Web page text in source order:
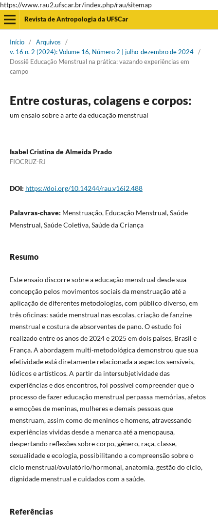
https://www.rau2.ufscar.br/index.php/rau/sitemap
Revista de Antropologia da UFSCar
Início / Arquivos
/
v. 16 n. 2 (2024): Volume 16, Número 2 | julho-dezembro de 2024 /
Dossiê Educação Menstrual na prática: vazando experiências em
campo
Entre costuras, colagens e corpos:
um ensaio sobre a arte da educação menstrual
Isabel Cristina de Almeida Prado
FIOCRUZ-RJ
DOI: https://doi.org/10.14244/rau.v16i2.488
Palavras-chave: Menstruação, Educação Menstrual, Saúde
Menstrual, Saúde Coletiva, Saúde da Criança
Resumo
Este ensaio discorre sobre a educação menstrual desde sua
concepção pelos movimentos sociais da menstruação até a
aplicação de diferentes metodologias, com público diverso, em
três oficinas: saúde menstrual nas escolas, criação de fanzine
menstrual e costura de absorventes de pano. O estudo foi
realizado entre os anos de 2024 e 2025 em dois países, Brasil e
França. A abordagem multi-metodológica demonstrou que sua
efetividade está diretamente relacionada a aspectos sensíveis,
lúdicos e artísticos. A partir da intersubjetividade das
experiências e dos encontros, foi possível compreender que o
processo de fazer educação menstrual perpassa memórias, afetos
e emoções de meninas, mulheres e demais pessoas que
menstruam, assim como de meninos e homens, atravessando
experiências vividas desde a menarca até a menopausa,
despertando reflexões sobre corpo, gênero, raça, classe,
sexualidade e ecologia, possibilitando a compreensão sobre o
ciclo menstrual/ovulatório/hormonal, anatomia, gestão do ciclo,
dignidade menstrual e cuidados com a saúde.
Referências